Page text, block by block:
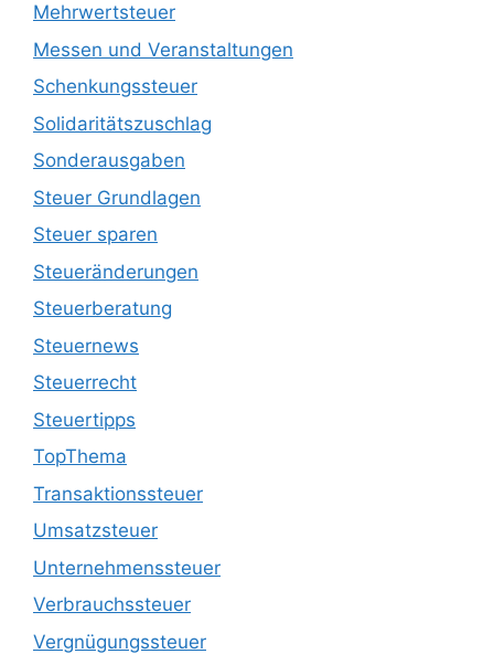
Mehrwertsteuer
Messen und Veranstaltungen
Schenkungssteuer
Solidaritätszuschlag
Sonderausgaben
Steuer Grundlagen
Steuer sparen
Steueränderungen
Steuerberatung
Steuernews
Steuerrecht
Steuertipps
TopThema
Transaktionssteuer
Umsatzsteuer
Unternehmenssteuer
Verbrauchssteuer
Vergnügungssteuer